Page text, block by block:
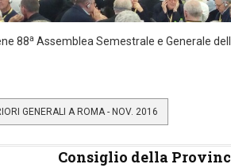
88a Assemblea Semestrale e Generale
GENERALI A ROMA - NOV. 2016
Consiglio della